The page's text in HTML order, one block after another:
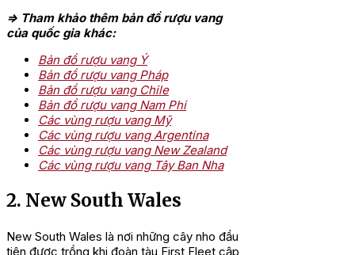
=> Tham khảo thêm bản đồ rượu vang
của quốc gia khác:
Bản đồ rượu vang Ý
Bản đồ rượu vang Pháp
Bản đồ rượu vang Chile
Bản đồ rượu vang Nam Phi
Các vùng rượu vang Mỹ
Các vùng rượu vang Argentina
Các vùng rượu vang New Zealand
Các vùng rượu vang Tây Ban Nha
2. New South Wales
New South Wales là nơi những cây nho đầu
tiên được trồng khi đoàn tàu First Fleet cập